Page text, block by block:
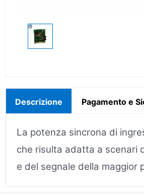
Descrizione Pagamento e
La potenza sincrona di
che risulta adatta a scenari
e del segnale della maggior